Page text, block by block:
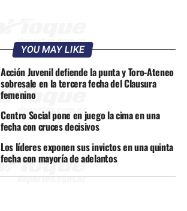
YOU MAY LIKE
Acción Juvenil defiende la punta y Toro-Ateneo
sobresale en la tercera fecha del Clausura
femenino
Centro Social pone en juego la cima en una
fecha con cruces decisivos
Los líderes exponen sus invictos en una quinta
fecha con mayoría de adelantos